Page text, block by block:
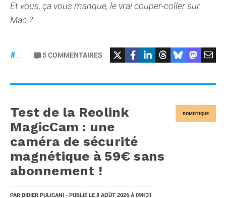
Et vous, ça vous manque, le vrai couper-coller sur
Mac ?
#macOS 5COMMENTAIRES
DOMOTIQUE
Test de la Reolink
MagicCam : une
caméra de sécurité
magnétique à 59€ sans
abonnement !
PAR DIDIER PULICANI - PUBLIÉ LE 8 AOÛT 2026 À 09H31